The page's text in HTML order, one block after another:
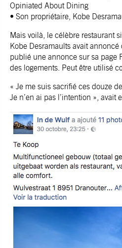
Opiniated About Dining
• Son propriétaire, Kobe
Mais voilà, le célèbre restaurant
Kobe Desramaults avait
publié une annonce sur sa page
des logements. Peut être utilisé
« Je me suis sacrifié ces douze
Je n’en ai pas l’intention »,